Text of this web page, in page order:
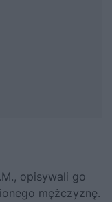
opisywali go
mężczyznę.